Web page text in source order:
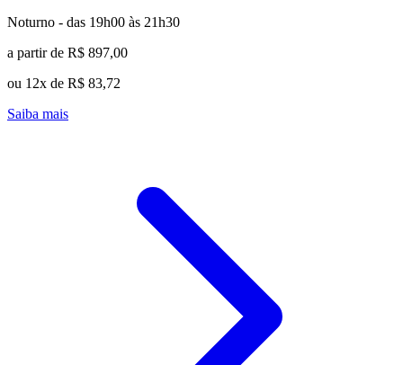
Noturno - das 19h00 às 21h30
a partir de R$ 897,00
ou 12x de R$ 83,72
Saiba mais